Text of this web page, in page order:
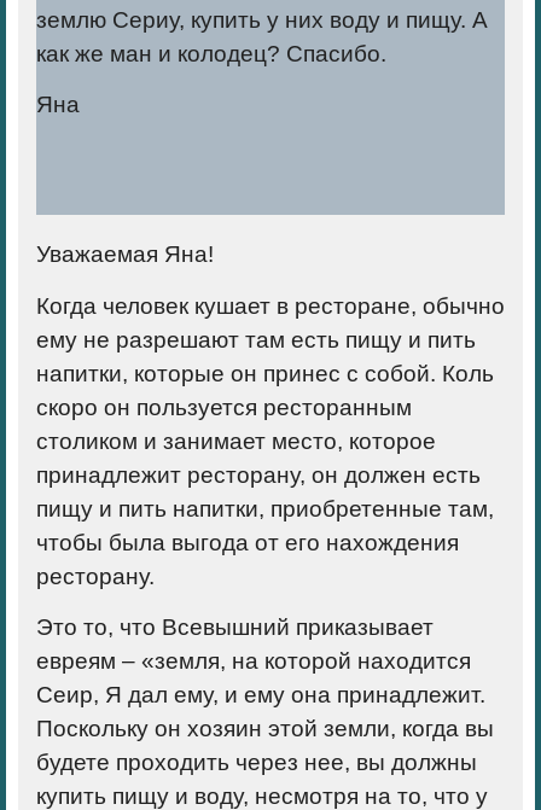
землю Сериу, купить у них воду и пищу. А
как же ман и колодец? Спасибо.
Яна
Уважаемая Яна!
Когда человек кушает в ресторане, обычно
ему не разрешают там есть пищу и пить
напитки, которые он принес с собой. Коль
скоро он пользуется ресторанным
столиком и занимает место, которое
принадлежит ресторану, он должен есть
пищу и пить напитки, приобретенные там,
чтобы была выгода от его нахождения
ресторану.
Это то, что Всевышний приказывает
евреям – «земля, на которой находится
Сеир, Я дал ему, и ему она принадлежит.
Поскольку он хозяин этой земли, когда вы
будете проходить через нее, вы должны
купить пищу и воду, несмотря на то, что у